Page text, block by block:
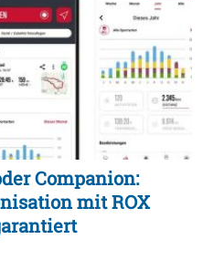
Companion:
mit ROX